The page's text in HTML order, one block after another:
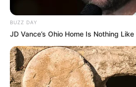
BUZZ DAY
JD Vance’s Ohio Home Is Nothing